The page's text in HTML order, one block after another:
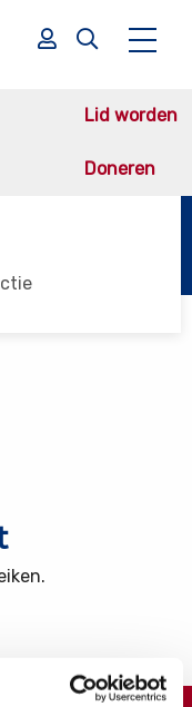
Lid worden
Doneren